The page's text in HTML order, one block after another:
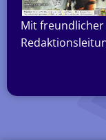
Mit